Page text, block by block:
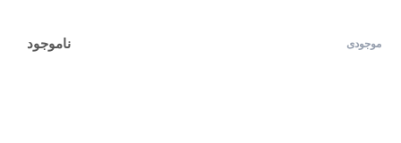
ناموجود